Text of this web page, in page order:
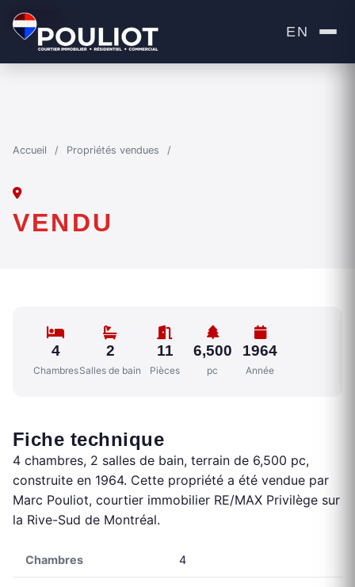
EN
Accueil / Propriétés vendues /
VENDU
VENDU
4
Chambres
2
Salles de bain
11
Pièces
6,500
pc
1964
Année
Fiche technique
4 chambres, 2 salles de bain, terrain de 6,500 pc,
construite en 1964. Cette propriété a été vendue par
Marc Pouliot, courtier immobilier RE/MAX Privilège sur
la Rive-Sud de Montréal.
Chambres 4